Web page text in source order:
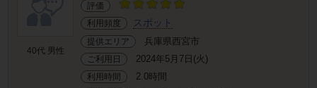
40代 男性
評価
利用頻度
スポット
提供エリア 兵庫県西宮市
ご利用日 2024年5月7日(火)
利用時間 2.0時間